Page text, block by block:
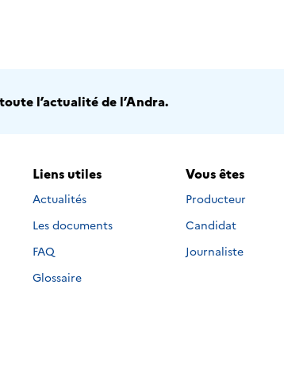
l’actualité de l’Andra.
Liens utiles
Actualités
Les documents
FAQ
Glossaire
Vous êtes
Producteur
Candidat
Journaliste